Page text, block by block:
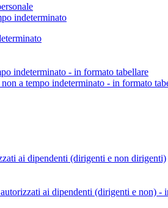
indeterminato
indeterminato - in formato tabellare
a tempo indeterminato - in formato
ai dipendenti (dirigenti e non dirigenti)
ai dipendenti (dirigenti e non) -